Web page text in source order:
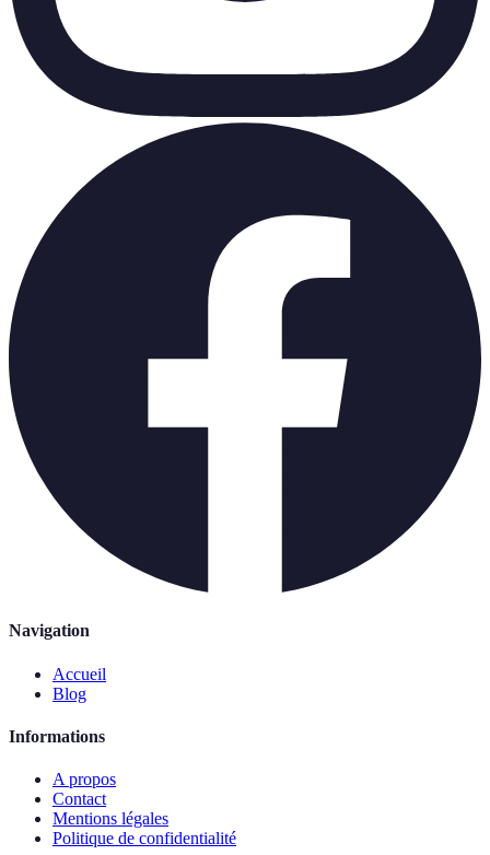
Navigation
Accueil
Blog
Informations
A propos
Contact
Mentions légales
Politique de confidentialité